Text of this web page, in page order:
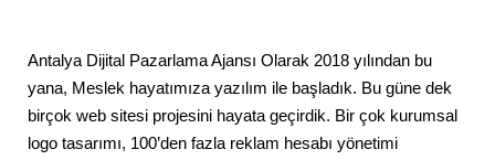
Antalya Dijital Pazarlama Ajansı Olarak 2018 yılından bu
yana, Meslek hayatımıza yazılım ile başladık. Bu güne dek
birçok web sitesi projesini hayata geçirdik. Bir çok kurumsal
logo tasarımı, 100’den fazla reklam hesabı yönetimi